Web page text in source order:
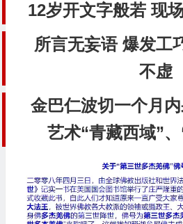
12岁开文字般若 现
所言无妄语 爆发工
不虚
金巴仁波切一个月
艺术“青藏西域”